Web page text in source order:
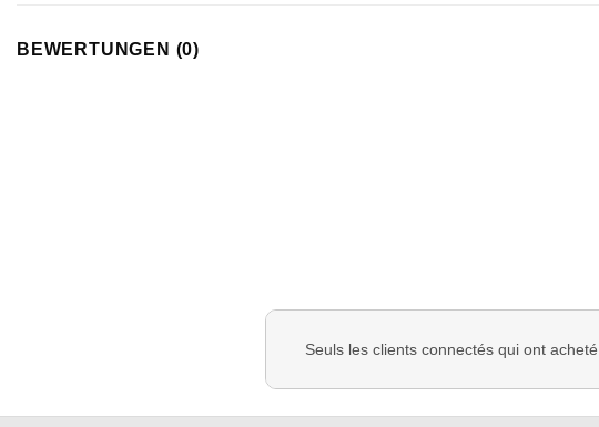
BEWERTUNGEN (0)
Seuls les clients connectés qui ont